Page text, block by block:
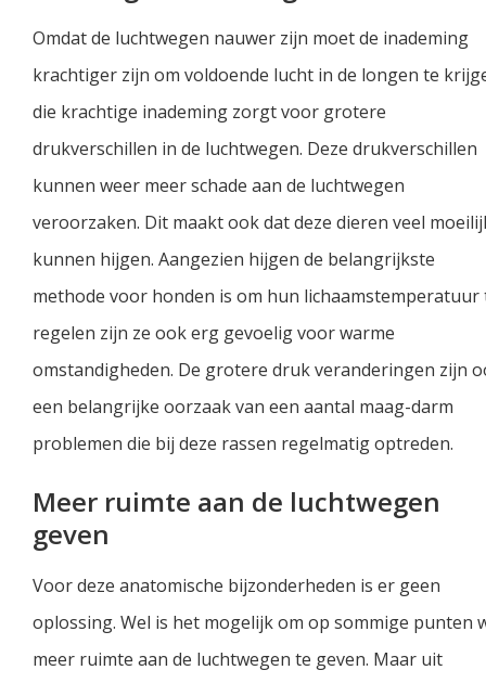
Omdat de luchtwegen nauwer zijn moet de inademing
krachtiger zijn om voldoende lucht in de longen te
die krachtige inademing zorgt voor grotere
drukverschillen in de luchtwegen. Deze drukverschillen
kunnen weer meer schade aan de luchtwegen
veroorzaken. Dit maakt ook dat deze dieren veel
kunnen hijgen. Aangezien hijgen de belangrijkste
methode voor honden is om hun lichaamstemperatuur
regelen zijn ze ook erg gevoelig voor warme
omstandigheden. De grotere druk veranderingen zijn
een belangrijke oorzaak van een aantal maag-darm
problemen die bij deze rassen regelmatig optreden.
Meer ruimte aan de luchtwegen
geven
Voor deze anatomische bijzonderheden is er geen
oplossing. Wel is het mogelijk om op sommige punten
meer ruimte aan de luchtwegen te geven. Maar uit